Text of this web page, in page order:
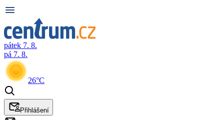
pátek 7. 8.
pá 7. 8.
26°C
Přihlášení